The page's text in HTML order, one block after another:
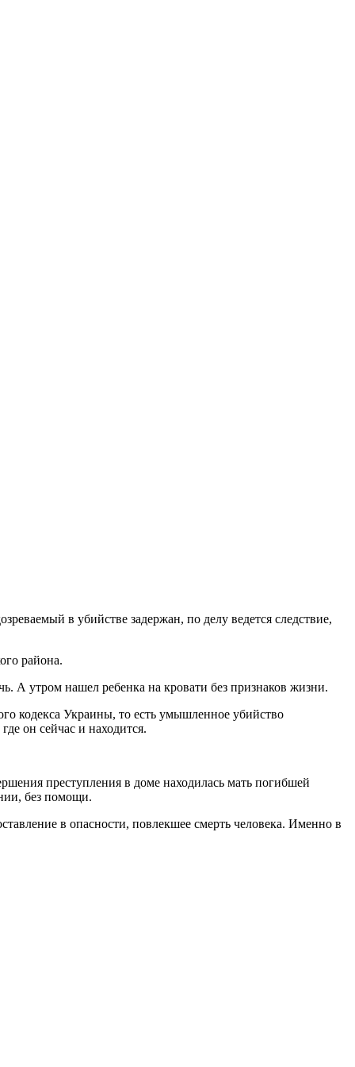
в убийстве задержан, по делу ведется следствие,
района.
А утром нашел ребенка на кровати без признаков жизни.
кодекса Украины, то есть умышленное убийство
он сейчас и находится.
преступления в доме находилась мать погибшей
без помощи.
в опасности, повлекшее смерть человека. Именно в